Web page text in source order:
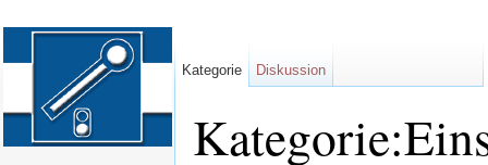
Kategorie Diskussion